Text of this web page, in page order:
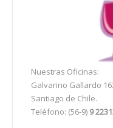
Nuestras Oficinas:
Galvarino Gallardo
Santiago de Chile.
Teléfono: (56-9) 9